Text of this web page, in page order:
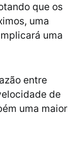
que os
uma
uma
entre
de
uma maior